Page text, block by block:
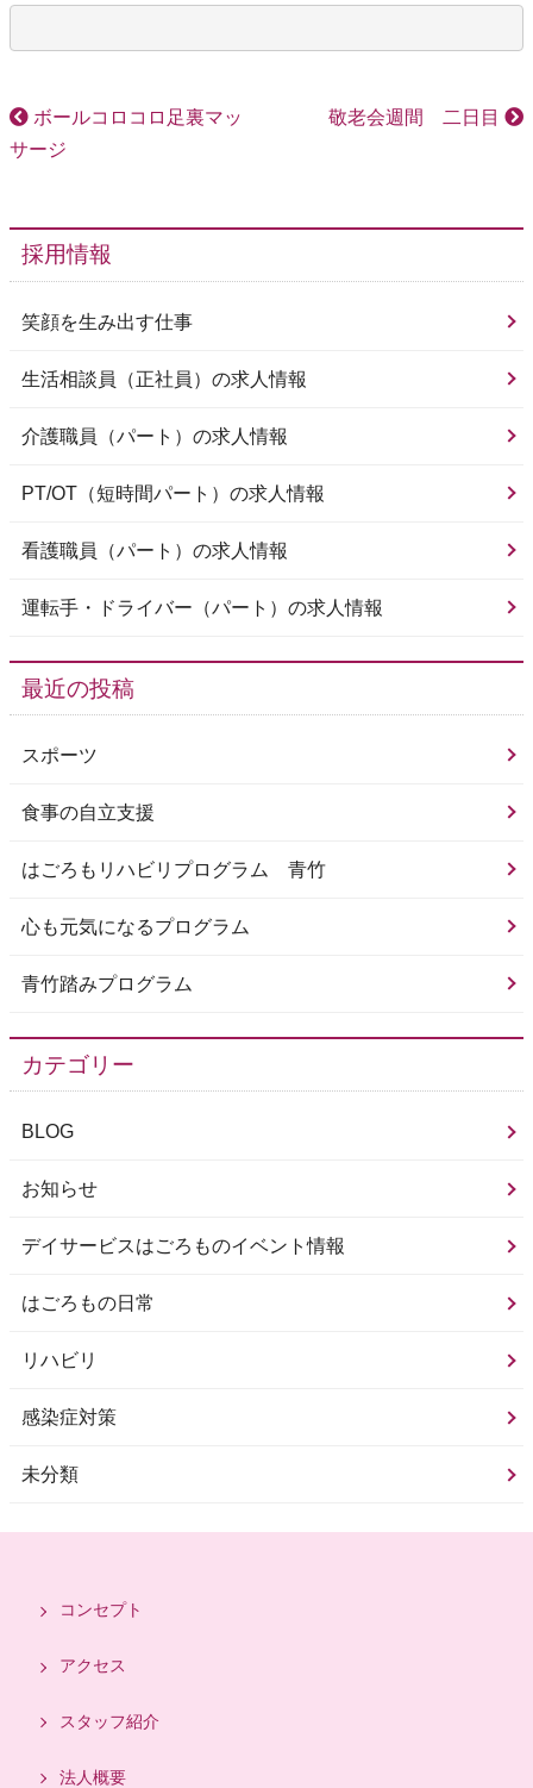
ボールコロコロ足裏マッ
サージ
敬老会週間 二日目
採用情報
笑顔を生み出す仕事
生活相談員（正社員）の求人情報
介護職員（パート）の求人情報
PT/OT（短時間パート）の求人情報
看護職員（パート）の求人情報
運転手・ドライバー（パート）の求人情報
最近の投稿
スポーツ
食事の自立支援
はごろもリハビリプログラム 青竹
心も元気になるプログラム
青竹踏みプログラム
カテゴリー
BLOG
お知らせ
デイサービスはごろものイベント情報
はごろもの日常
リハビリ
感染症対策
未分類
コンセプト
アクセス
スタッフ紹介
法人概要